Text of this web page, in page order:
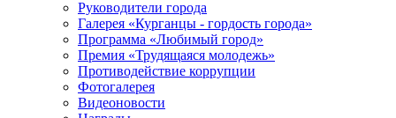
Руководители города
Галерея «Курганцы - гордость города»
Программа «Любимый город»
Премия «Трудящаяся молодежь»
Противодействие коррупции
Фотогалерея
Видеоновости